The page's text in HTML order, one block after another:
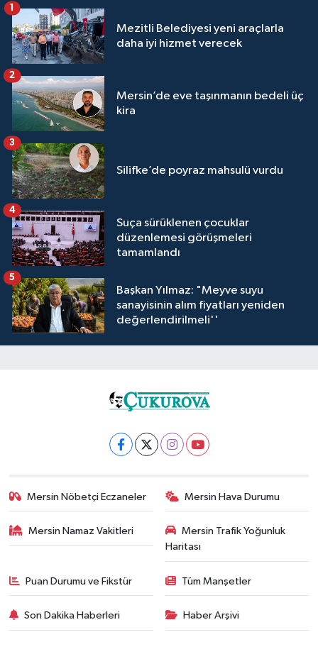
Mezitli Belediyesi yeni araçlarla
daha iyi hizmet verecek
1
Mersin’de eve taşınmanın bedeli üç
kira
2
Silifke’de poyraz mahsulü vurdu
3
Suça sürüklenen çocuklar
düzenlemesi görüşmeleri
tamamlandı
4
Başkan Yılmaz: "Meyve suyu
sanayisinin alım fiyatları yeniden
değerlendirilmeli''
5
Mersin Nöbetçi Eczaneler Mersin Hava Durumu
Mersin Namaz Vakitleri
Mersin Trafik Yoğunluk
Haritası
Puan Durumu ve Fikstür Tüm Manşetler
Son Dakika Haberleri Haber Arşivi